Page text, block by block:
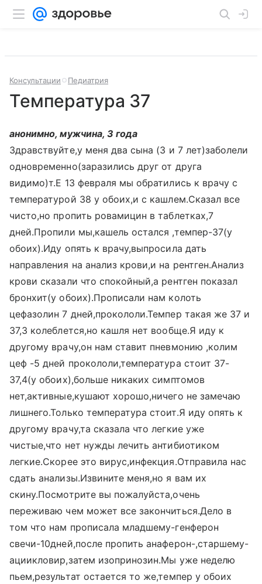
Консультации Педиатрия
Температура 37
анонимно, мужчина, 3 года
Здравствуйте,у меня два сына (3 и 7 лет)заболели
одновременно(заразились друг от друга
видимо)т.Е 13 февраля мы обратились к врачу с
температурой 38 у обоих,и с кашлем.Сказал все
чисто,но пропить ровамицин в таблетках,7
дней.Пропили мы,кашель остался ,темпер-37(у
обоих).Иду опять к врачу,выпросила дать
направления на анализ крови,и на рентген.Анализ
крови сказали что спокойный,а рентген показал
бронхит(у обоих).Прописали нам колоть
цефазолин 7 дней,прокололи.Темпер такая же 37 и
37,3 колеблется,но кашля нет вообще.Я иду к
другому врачу,он нам ставит пневмонию ,колим
цеф -5 дней прокололи,температура стоит 37-
37,4(у обоих),больше никаких симптомов
нет,активные,кушают хорошо,ничего не замечаю
лишнего.Только температура стоит.Я иду опять к
другому врачу,та сказала что легкие уже
чистые,что нет нужды лечить антибиотиком
легкие.Скорее это вирус,инфекция.Отправила нас
сдать анализы.Извините меня,но я вам их
скину.Посмотрите вы пожалуйста,очень
переживаю чем может все закончиться.Дело в
том что нам прописала младшему-генферон
свечи-10дней,после пропить анаферон-,старшему-
ациикловир,затем изопринозин.Мы уже неделю
пьем,результат остается то же,темпер у обоих